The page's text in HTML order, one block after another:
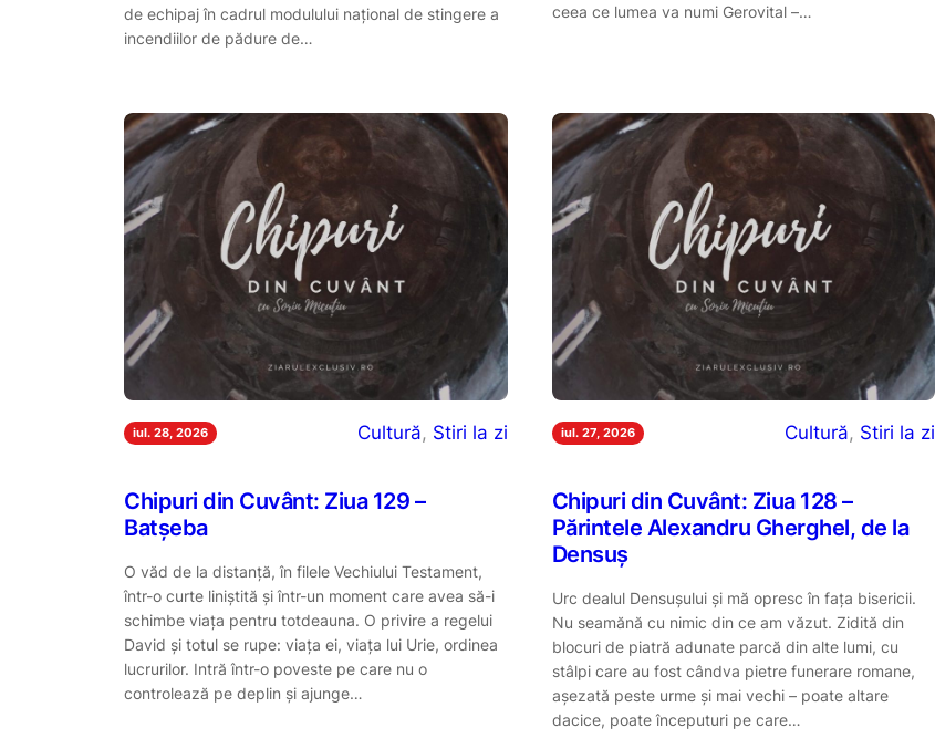
de echipaj în cadrul modulului național de stingere a
incendiilor de pădure de…
ceea ce lumea va numi Gerovital –…
iul. 28, 2026 Cultură, Stiri la zi
Chipuri din Cuvânt: Ziua 129 –
Batșeba
O văd de la distanță, în filele Vechiului Testament,
într-o curte liniștită și într-un moment care avea să-i
schimbe viața pentru totdeauna. O privire a regelui
David și totul se rupe: viața ei, viața lui Urie, ordinea
lucrurilor. Intră într-o poveste pe care nu o
controlează pe deplin și ajunge…
iul. 27, 2026 Cultură, Stiri la zi
Chipuri din Cuvânt: Ziua 128 –
Părintele Alexandru Gherghel, de la
Densuș
Urc dealul Densuşului și mă opresc în fața bisericii.
Nu seamănă cu nimic din ce am văzut. Zidită din
blocuri de piatră adunate parcă din alte lumi, cu
stâlpi care au fost cândva pietre funerare romane,
așezată peste urme și mai vechi – poate altare
dacice, poate începuturi pe care…